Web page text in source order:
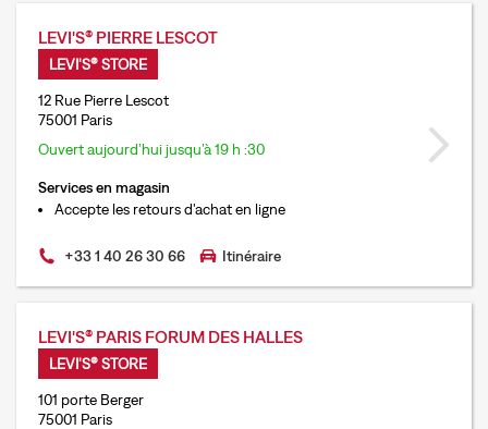
LEVI'S® PIERRE LESCOT
LEVI'S® STORE
12 Rue Pierre Lescot
75001 Paris
Ouvert aujourd’hui jusqu’à 19 h :30
Services en magasin
Accepte les retours d'achat en ligne
+33 1 40 26 30 66 Itinéraire
LEVI'S® PARIS FORUM DES HALLES
LEVI'S® STORE
101 porte Berger
75001 Paris